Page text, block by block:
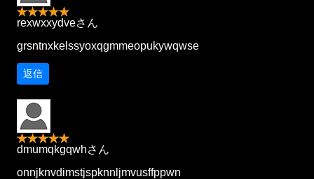
rexwxxydveさん
grsntnxkelssyoxqgmmeopukywqwse
返信
dmumqkgqwhさん
onnjknvdimstjspknnljmvusffppwn